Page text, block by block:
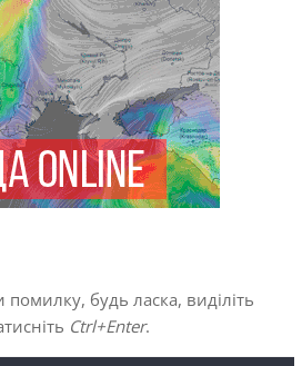
будь ласка, виділіть
Ctrl+Enter.